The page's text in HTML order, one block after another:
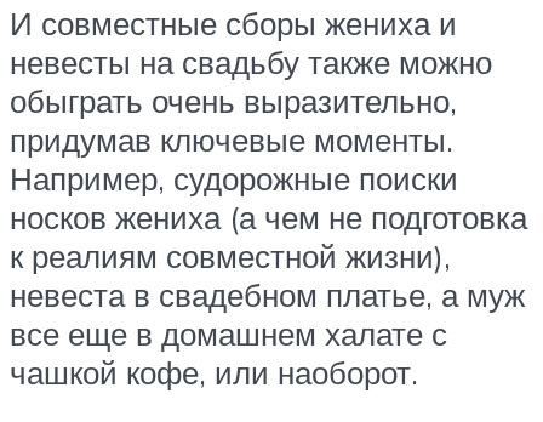
И совместные сборы жениха и
невесты на свадьбу также можно
обыграть очень выразительно,
придумав ключевые моменты.
Например, судорожные поиски
носков жениха (а чем не подготовка
к реалиям совместной жизни),
невеста в свадебном платье, а муж
все еще в домашнем халате с
чашкой кофе, или наоборот.